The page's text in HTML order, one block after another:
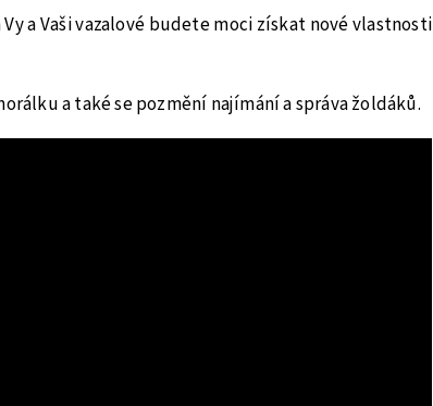
a Vaši vazalové budete moci získat nové vlastnosti
a také se pozmění najímání a správa žoldáků.